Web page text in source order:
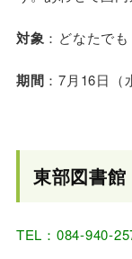
対象 ：どなたでも
期間 ：7月16日（
東部図書館
TEL：084-940-